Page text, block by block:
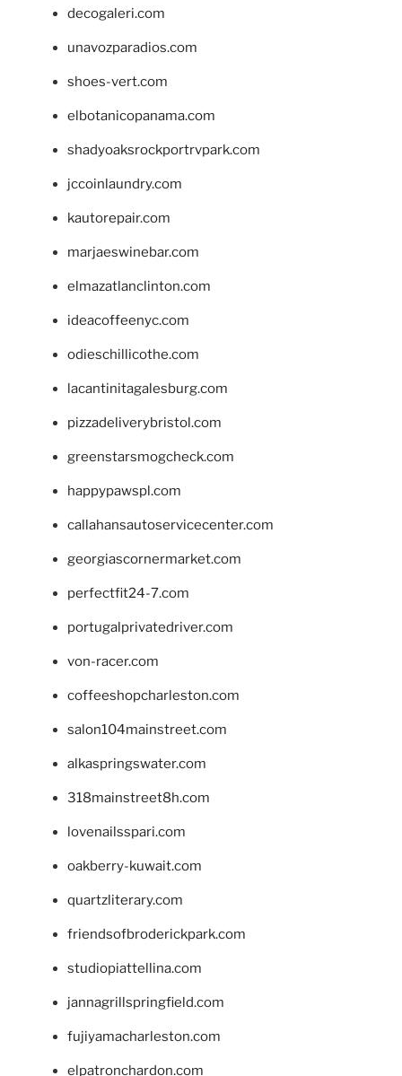
decogaleri.com
unavozparadios.com
shoes-vert.com
elbotanicopanama.com
shadyoaksrockportrvpark.com
jccoinlaundry.com
kautorepair.com
marjaeswinebar.com
elmazatlanclinton.com
ideacoffeenyc.com
odieschillicothe.com
lacantinitagalesburg.com
pizzadeliverybristol.com
greenstarsmogcheck.com
happypawspl.com
callahansautoservicecenter.com
georgiascornermarket.com
perfectfit24-7.com
portugalprivatedriver.com
von-racer.com
coffeeshopcharleston.com
salon104mainstreet.com
alkaspringswater.com
318mainstreet8h.com
lovenailsspari.com
oakberry-kuwait.com
quartzliterary.com
friendsofbroderickpark.com
studiopiattellina.com
jannagrillspringfield.com
fujiyamacharleston.com
elpatronchardon.com